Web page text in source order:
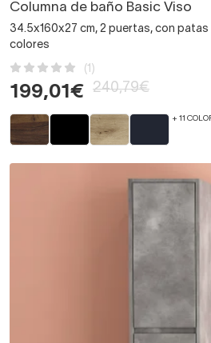
Columna de baño Basic Viso
34.5x160x27 cm, 2 puertas, con
colores
(1)
199,01€ 240,79€
+ 11